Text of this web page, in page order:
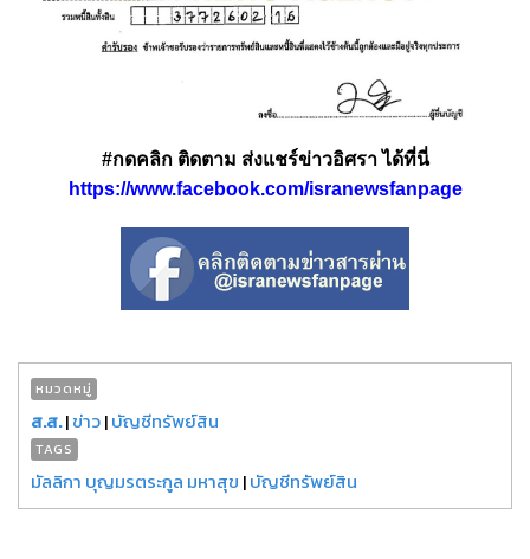
#กดคลิก ติดตาม ส่งแชร์ข่าวอิศรา ได้ที่นี่
https://www.facebook.com/isranewsfanpage
หมวดหมู่
ส.ส.|ข่าว|บัญชีทรัพย์สิน
TAGS
มัลลิกา บุญมรตระกูล มหาสุข |บัญชีทรัพย์สิน